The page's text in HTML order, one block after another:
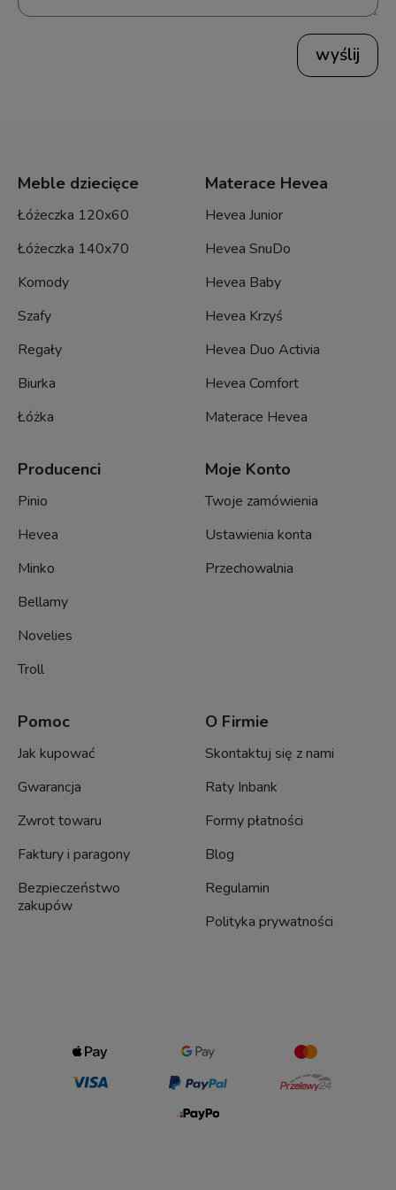
wyślij
Meble dziecięce
Łóżeczka 120x60
Łóżeczka 140x70
Komody
Szafy
Regały
Biurka
Łóżka
Materace Hevea
Hevea Junior
Hevea SnuDo
Hevea Baby
Hevea Krzyś
Hevea Duo Activia
Hevea Comfort
Materace Hevea
Producenci
Pinio
Hevea
Minko
Bellamy
Novelies
Troll
Moje Konto
Twoje zamówienia
Ustawienia konta
Przechowalnia
Pomoc
Jak kupować
Gwarancja
Zwrot towaru
Faktury i paragony
Bezpieczeństwo
zakupów
O Firmie
Skontaktuj się z nami
Raty Inbank
Formy płatności
Blog
Regulamin
Polityka prywatności